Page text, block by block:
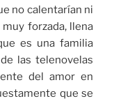
no calentarían ni
forzada, llena
es una familia
las telenovelas
del amor en
que se